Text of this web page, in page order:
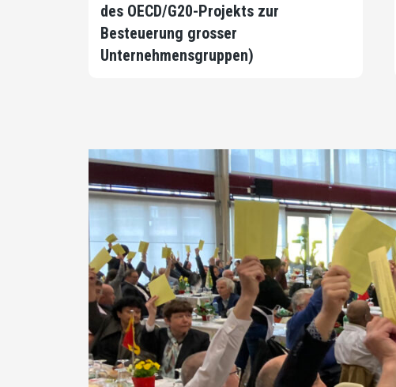
des OECD/G20-Projekts zur
Besteuerung grosser
Unternehmensgruppen)